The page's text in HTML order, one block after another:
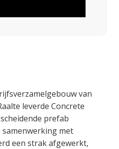
van
leverde Concrete
prefab
met
een strak afgewerkt,